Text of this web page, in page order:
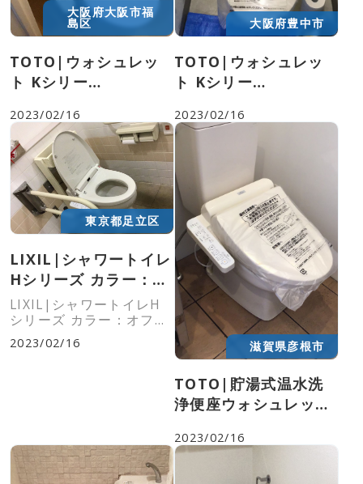
大阪府大阪市福
島区
TOTO|ウォシュレッ
ト Kシリー
2023/02/16
大阪府豊中市
TOTO|ウォシュレッ
ト Kシリー
2023/02/16
東京都足立区
LIXIL|シャワートイレ
Hシリーズ カラー：オ
フホワイト|CW-H42
LIXIL|シャワートイレH
シリーズ カラー：オフホ
ワイト|CW-H42#BN8
2023/02/16 滋賀県彦根市
TOTO|貯湯式温水洗
浄便座ウォシュレット
2023/02/16
現在お使いの商品（品番）から候補を